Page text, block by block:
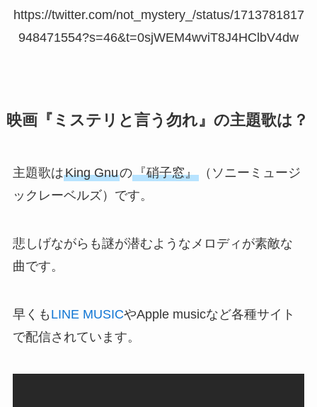
https://twitter.com/not_mystery_/status/1713781817
948471554?s=46&t=0sjWEM4wviT8J4HClbV4dw
映画『ミステリと言う勿れ』の主題歌は？
主題歌はKing Gnuの『硝子窓』（ソニーミュージ
ックレーベルズ）です。
悲しげながらも謎が潜むようなメロディが素敵な
曲です。
早くも LINE MUSICやApple musicなど各種サイト
で配信されています。